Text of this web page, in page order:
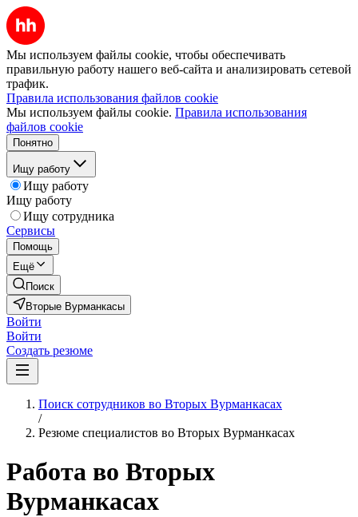
Мы используем файлы cookie, чтобы обеспечивать
правильную работу нашего веб-сайта и анализировать сетевой
трафик.
Правила использования файлов cookie
Мы используем файлы cookie. Правила использования
файлов cookie
Понятно
Ищу работу
Ищу работу
Ищу работу
Ищу сотрудника
Сервисы
Помощь
Ещё
Поиск
Вторые Вурманкасы
Войти
Войти
Создать резюме
Поиск сотрудников во Вторых Вурманкасах
/
Резюме специалистов во Вторых Вурманкасах
Работа во Вторых
Вурманкасах